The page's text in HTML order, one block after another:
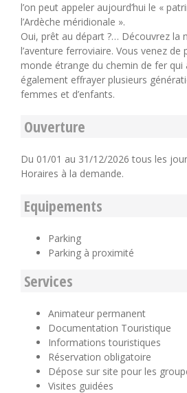
l’on peut appeler aujourd’hui le «
l’Ardèche méridionale ».
Oui, prêt au départ ?… Découvrez la
l’aventure ferroviaire. Vous venez de
monde étrange du chemin de fer qui
également effrayer plusieurs
femmes et d’enfants.
Ouverture
Du 01/01 au 31/12/2026 tous les
Horaires à la demande.
Equipements
Parking
Parking à proximité
Services
Animateur permanent
Documentation Touristique
Informations touristiques
Réservation obligatoire
Dépose sur site pour les
Visites guidées